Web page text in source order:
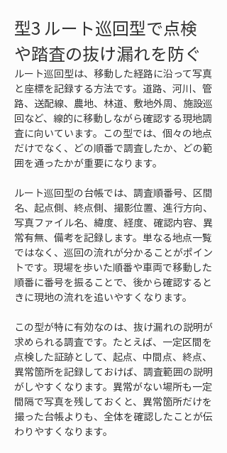
型3 ルート巡回型で点検
や踏査の抜け漏れを防ぐ
ルート巡回型は、移動した経路に沿って写真
と座標を記録する方法です。道路、河川、管
路、送配線、農地、林道、敷地外周、施設巡
回など、線的に移動しながら確認する現地調
査に向いています。この型では、個々の地点
だけでなく、どの順番で調査したか、どの範
囲を通ったかが重要になります。
ルート巡回型の台帳では、調査順番号、区間
名、起点側、終点側、撮影位置、進行方向、
写真ファイル名、緯度、経度、確認内容、異
常有無、備考を記録します。単なる地点一覧
ではなく、巡回の流れが分かることがポイン
トです。現場を歩いた順番や車両で移動した
順番に番号を振ることで、後から確認すると
きに現地の流れを追いやすくなります。
この型が特に有効なのは、抜け漏れの説明が
求められる調査です。たとえば、一定区間を
点検した証跡として、起点、中間点、終点、
異常箇所を記録しておけば、調査範囲の説明
がしやすくなります。異常がない場所も一定
間隔で写真を残しておくと、異常箇所だけを
撮った台帳よりも、全体を確認したことが伝
わりやすくなります。